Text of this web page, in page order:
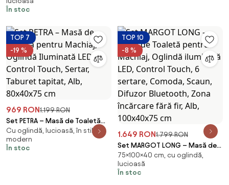
Incarcare Wireless+USB+USB C,
Difuzor Bluetooth, Oglindă
trei tipuri culoare, 6 sertare,
Scaun, 100 cm
În stoc
TOP 7
-19 %
969 RON1.199 RON
Set PETRA – Masă de Toaletă
pentru Machiaj, Oglindă
Iluminată LED, Control Touch,
Sertar, Taburet tapitat, Alb,
Cu oglindă, lucioasă, în stil
modern
În stoc
TOP 10
-8 %
1.649 RON1.799 RON
Set MARGOT LONG – Masă de
Toaletă pentru Machiaj,
Oglindă iluminată LED, Control
Touch, 6 sertare, Comoda,
75×100×40 cm, cu oglindă,
lucioasă
În stoc